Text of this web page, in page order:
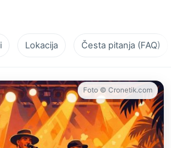
Lokacija Česta pitanja (FAQ)
Foto © Cronetik.com